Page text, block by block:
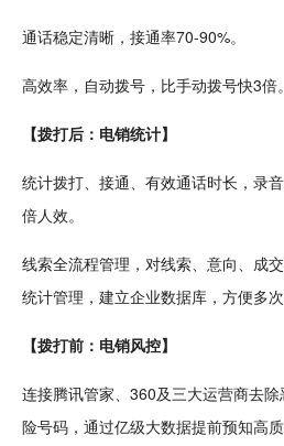
通话稳定清晰，接通率70-90%。
高效率，自动拨号，比手动拨号快3倍。
【拨打后：电销统计】
统计拨打、接通、有效通话时长， 录音
倍人效。
线索全流程管理，对线索、意向、成
统计管理，建立企业数据库，方便多次
【拨打前：电销风控】
连接腾讯管家、360及三大运营商去
险号码，通过亿级大数据提前预知高